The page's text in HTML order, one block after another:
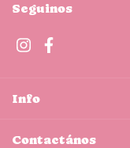
Seguinos
Info
Contactános